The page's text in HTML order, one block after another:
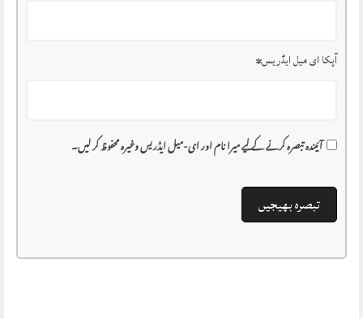
آپکا ای میل ایڈریس*
آئیندہ تبصرہ کرنے کے لیے میرا نام اور ای-میل ایڈریس وغیرہ محفوظ کر لیں۔